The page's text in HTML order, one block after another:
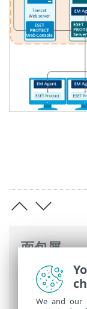
面包屑
ESET 联机帮
介绍>架构
We and our